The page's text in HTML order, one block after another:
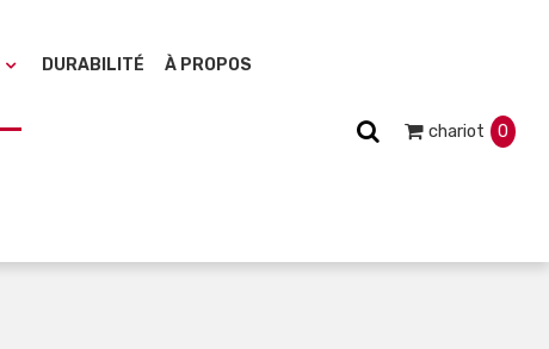
DURABILITÉ À PROPOS
chariot 0